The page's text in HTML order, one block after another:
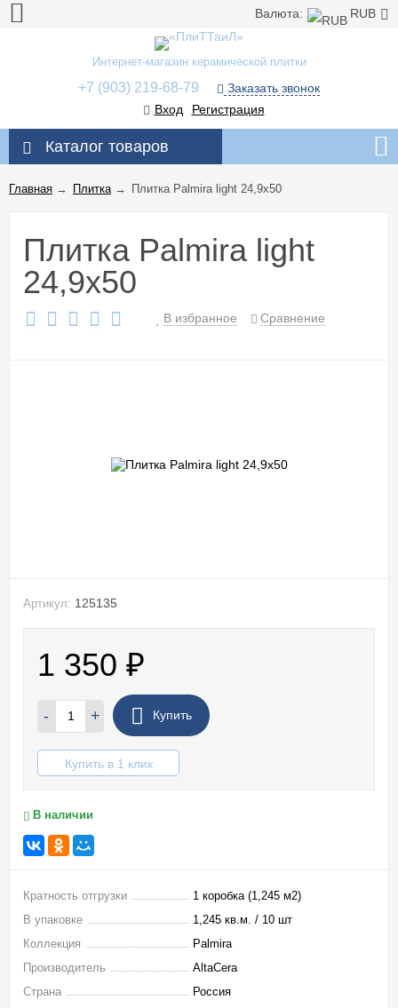
Валюта: RUB
Интернет-магазин керамической плитки
+7 (903) 219-68-79
Заказать звонок
Вход
Регистрация
Каталог товаров
Главная → Плитка→ Плитка Palmira light 24,9x50
Плитка Palmira light
24,9x50
В избранное Сравнение
Артикул: 125135
1 350 ₽
- + Купить
Купить в 1 клик
В наличии
Кратность отгрузки
1 коробка (1,245 м2)
В упаковке
1,245 кв.м. / 10 шт
Коллекция
Palmira
Производитель
AltaCera
Страна
Россия